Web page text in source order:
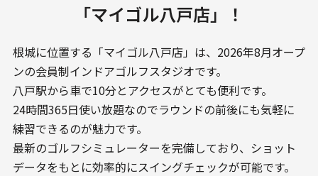
「マイゴル八戸店」！
根城に位置する「マイゴル八戸店」は、2026年8月オープ
ンの会員制インドアゴルフスタジオです。
八戸駅から車で10分とアクセスがとても便利です。
24時間365日使い放題なのでラウンドの前後にも気軽に
練習できるのが魅力です。
最新のゴルフシミュレーターを完備しており、ショット
データをもとに効率的にスイングチェックが可能です。